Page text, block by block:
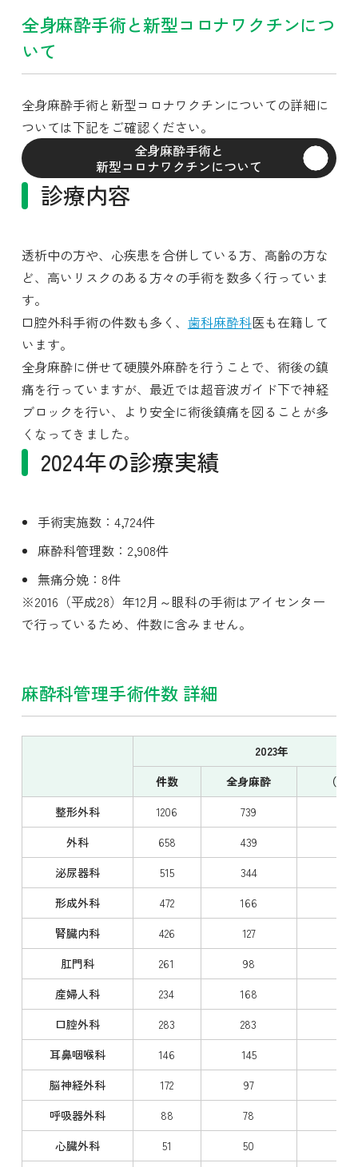
全身麻酔手術と新型コロナワクチンにつ
いて
全身麻酔手術と新型コロナワクチンについての詳細に
ついては下記をご確認ください。
全身麻酔手術と
新型コロナワクチンについて
診療内容
透析中の方や、心疾患を合併している方、高齢の方な
ど、高いリスクのある方々の手術を数多く行っていま
す。
口腔外科手術の件数も多く、 歯科麻酔科医も在籍して
います。
全身麻酔に併せて硬膜外麻酔を行うことで、術後の鎮
痛を行っていますが、最近では超音波ガイド下で神経
ブロックを行い、より安全に術後鎮痛を図ることが多
くなってきました。
2024年の診療実績
手術実施数：4,724件
麻酔科管理数：2,908件
無痛分娩：8件
※2016（平成28）年12月～眼科の手術はアイセンター
で行っているため、件数に含みません。
麻酔科管理手術件数 詳細
2023年
件数
全身麻酔
（内
整形外科
1206 739
外科
658 439
泌尿器科
515 344
形成外科
472 166
腎臓内科
426 127
肛門科
261 98
産婦人科
234 168
口腔外科
283 283
耳鼻咽喉科
146 145
脳神経外科
172 97
呼吸器外科
88 78
心臓外科
51 50